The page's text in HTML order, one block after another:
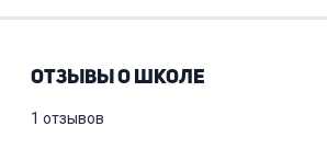
ОТЗЫВЫ О ШКОЛЕ
1 отзывов